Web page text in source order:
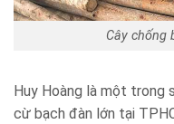
Cây chống
Huy Hoàng là một trong
cừ bạch đàn lớn tại